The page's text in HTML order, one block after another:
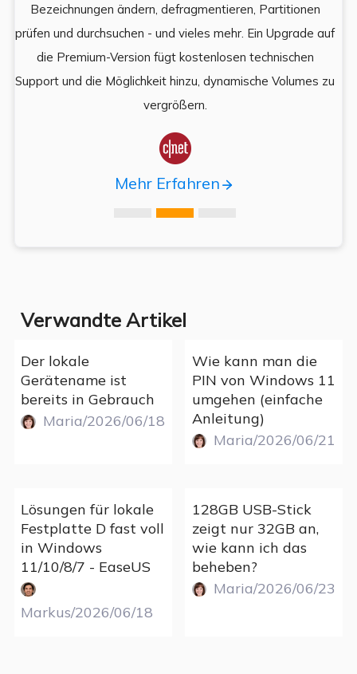
Bezeichnungen ändern, defragmentieren, Partitionen
prüfen und durchsuchen - und vieles mehr. Ein Upgrade auf
die Premium-Version fügt kostenlosen technischen
Support und die Möglichkeit hinzu, dynamische Volumes zu
vergrößern.

Mehr Erfahren
Verwandte Artikel
Der lokale
Gerätename ist
bereits in Gebrauch
Maria/2026/06/18
Wie kann man die
PIN von Windows 11
umgehen (einfache
Anleitung)
Maria/2026/06/21
Lösungen für lokale
Festplatte D fast voll
in Windows
11/10/8/7 - EaseUS
Markus/2026/06/18
128GB USB-Stick
zeigt nur 32GB an,
wie kann ich das
beheben?
Maria/2026/06/23